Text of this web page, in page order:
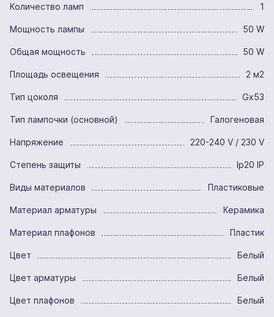
Количество ламп 1
Мощность лампы 50 W
Общая мощность 50 W
Площадь освещения 2 м2
Тип цоколя Gx53
Тип лампочки (основной) Галогеновая
Напряжение 220-240 V / 230 V
Степень защиты Ip20 IP
Виды материалов Пластиковые
Материал арматуры Керамика
Материал плафонов Пластик
Цвет Белый
Цвет арматуры Белый
Цвет плафонов Белый